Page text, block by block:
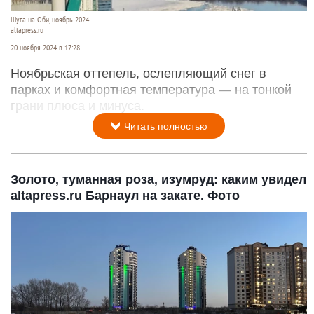
Шуга на Оби, ноябрь 2024.
altapress.ru
20 ноября 2024 в 17:28
Ноябрьская оттепель, ослепляющий снег в
парках и комфортная температура — на тонкой
грани плюса и минуса.
Читать полностью
Золото, туманная роза, изумруд: каким увидел
altapress.ru Барнаул на закате. Фото